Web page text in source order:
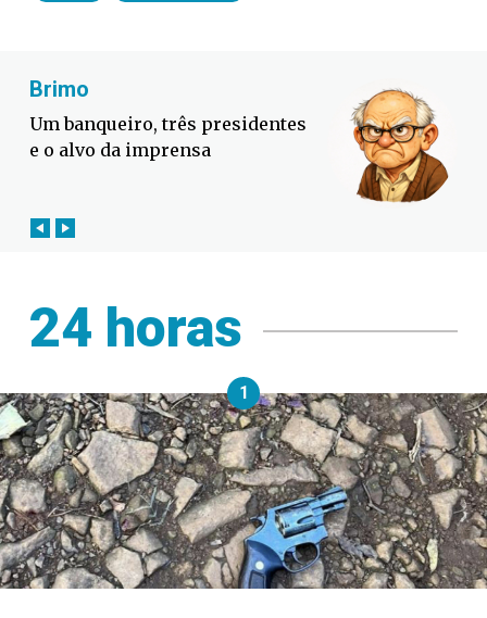
Fabiano Bordignon
Defesa Civil lança campanha
contra o El Niño em SC
24 horas
1